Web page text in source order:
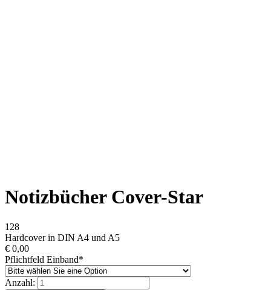
Notizbücher Cover-Star
128
Hardcover in DIN A4 und A5
€ 0,00
Pflichtfeld Einband*
Anzahl: